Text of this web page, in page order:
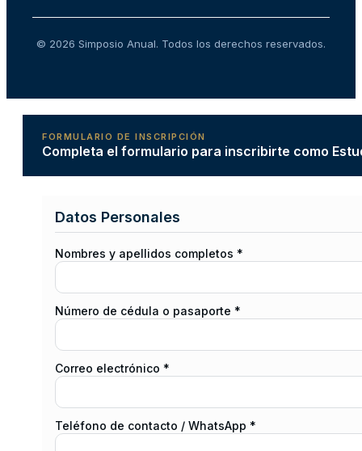
© 2026 Simposio Anual. Todos los derechos reservados.
FORMULARIO DE INSCRIPCIÓN
Completa el formulario para inscribirte como
Datos Personales
Nombres y apellidos completos *
Número de cédula o pasaporte *
Correo electrónico *
Teléfono de contacto / WhatsApp *